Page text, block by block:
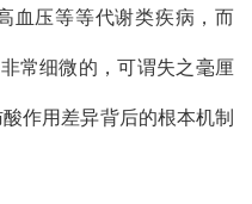
血压等等代谢类疾病，而
常细微的，可谓失之毫厘
作用差异背后的根本机制